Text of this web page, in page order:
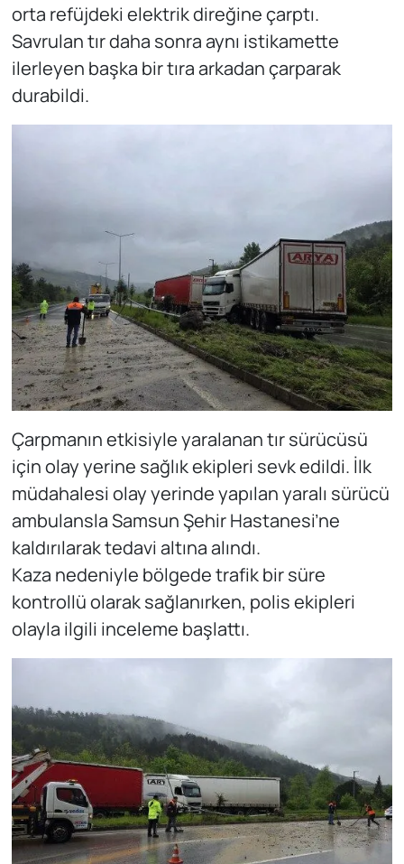
orta refüjdeki elektrik direğine çarptı.
Savrulan tır daha sonra aynı istikamette
ilerleyen başka bir tıra arkadan çarparak
durabildi.
Çarpmanın etkisiyle yaralanan tır sürücüsü
için olay yerine sağlık ekipleri sevk edildi. İlk
müdahalesi olay yerinde yapılan yaralı sürücü
ambulansla Samsun Şehir Hastanesi’ne
kaldırılarak tedavi altına alındı.
Kaza nedeniyle bölgede trafik bir süre
kontrollü olarak sağlanırken, polis ekipleri
olayla ilgili inceleme başlattı.